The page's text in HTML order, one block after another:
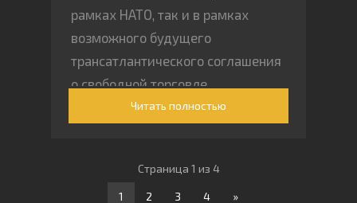
рамках НАТО, так и в рамках
возможного будущего
трансатлантического соглашения
о свободной торговле.
Читать полностью
Страница 1 из 4
1 2 3 4 »